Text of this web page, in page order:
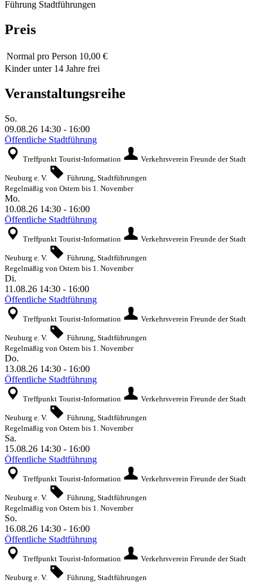
Führung Stadtführungen
Preis
Normal pro Person 10,00 €
Kinder unter 14 Jahre frei
Veranstaltungsreihe
So.
09.08.26 14:30 - 16:00
Öffentliche Stadtführung
Treffpunkt Tourist-Information Verkehrsverein Freunde der Stadt
Neuburg e. V.
Führung, Stadtführungen
Regelmäßig von Ostern bis 1. November
Mo.
10.08.26 14:30 - 16:00
Öffentliche Stadtführung
Treffpunkt Tourist-Information Verkehrsverein Freunde der Stadt
Neuburg e. V.
Führung, Stadtführungen
Regelmäßig von Ostern bis 1. November
Di.
11.08.26 14:30 - 16:00
Öffentliche Stadtführung
Treffpunkt Tourist-Information Verkehrsverein Freunde der Stadt
Neuburg e. V.
Führung, Stadtführungen
Regelmäßig von Ostern bis 1. November
Do.
13.08.26 14:30 - 16:00
Öffentliche Stadtführung
Treffpunkt Tourist-Information Verkehrsverein Freunde der Stadt
Neuburg e. V.
Führung, Stadtführungen
Regelmäßig von Ostern bis 1. November
Sa.
15.08.26 14:30 - 16:00
Öffentliche Stadtführung
Treffpunkt Tourist-Information Verkehrsverein Freunde der Stadt
Neuburg e. V.
Führung, Stadtführungen
Regelmäßig von Ostern bis 1. November
So.
16.08.26 14:30 - 16:00
Öffentliche Stadtführung
Treffpunkt Tourist-Information Verkehrsverein Freunde der Stadt
Neuburg e. V.
Führung, Stadtführungen